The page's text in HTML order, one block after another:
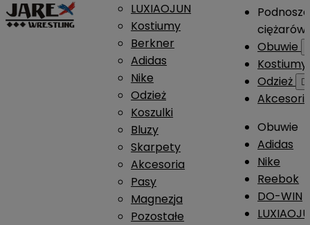
LUXIAOJUN
Kostiumy
Berkner
Adidas
Nike
Odzież
Koszulki
Bluzy
Skarpety
Akcesoria
Pasy
Magnezja
Pozostałe
ciężarów
Obuwie
Kostiumy
Odzież

Obuwie
Adidas
Nike
Reebok
DO-WIN